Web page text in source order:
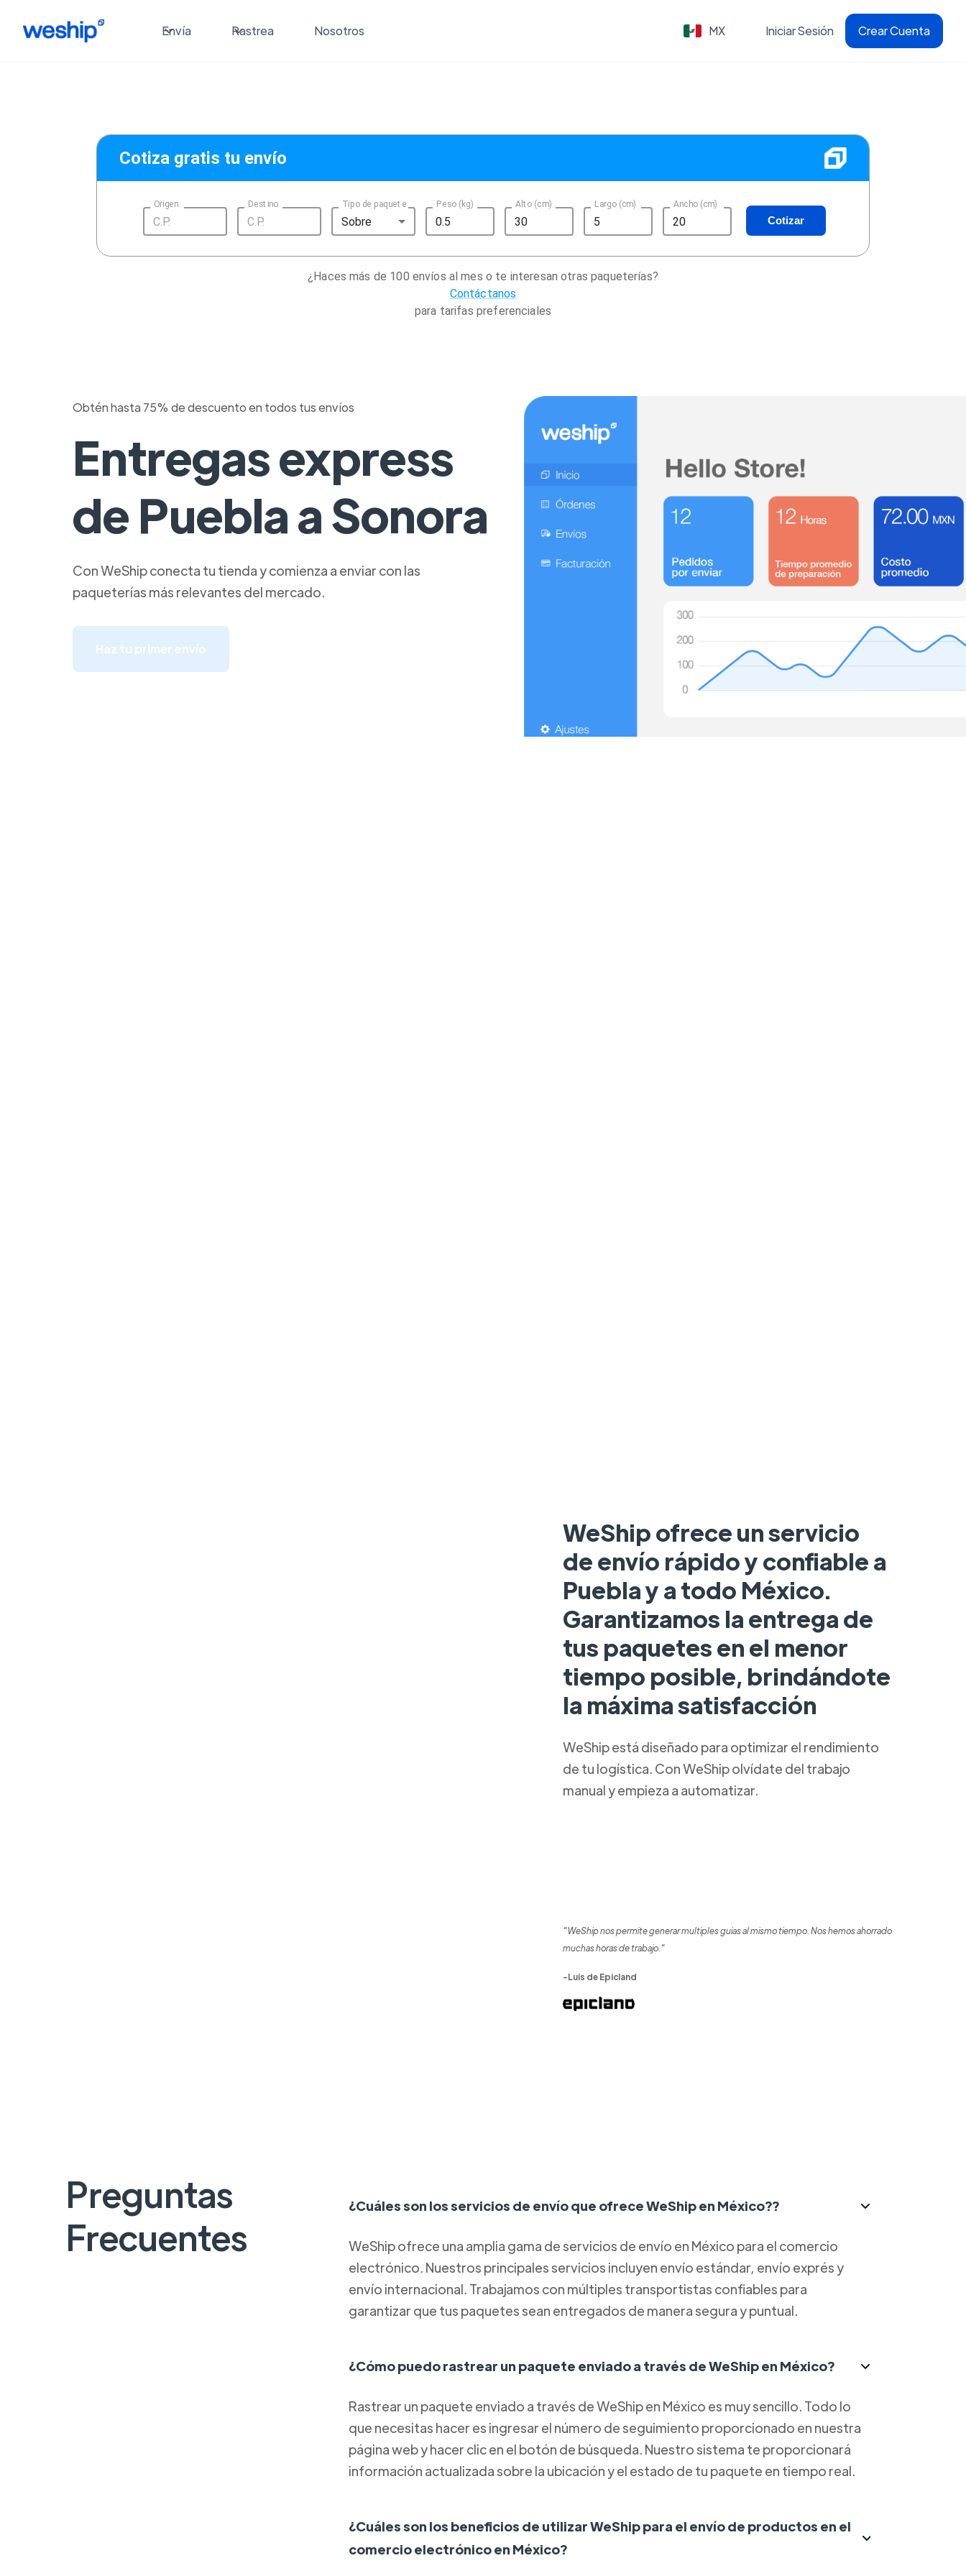
Envía Rastrea Nosotros MX Iniciar Sesión Crear Cuenta
Cotiza gratis tu envío
Origen Destino Tipo de paquete
Sobre
Peso (kg) Alto (cm) Largo (cm) Ancho (cm)
Cotizar
¿Haces más de 100 envíos al mes o te interesan otras paqueterías?
Contáctanos
para tarifas preferenciales
Obtén hasta 75% de descuento en todos tus envíos
Entregas express
de Puebla a Sonora
Con WeShip conecta tu tienda y comienza a enviar con las
paqueterías más relevantes del mercado.
Haz tu primer envío
WeShip ofrece un servicio
de envío rápido y confiable a
Puebla y a todo México.
Garantizamos la entrega de
tus paquetes en el menor
tiempo posible, brindándote
la máxima satisfacción
WeShip está diseñado para optimizar el rendimiento
de tu logística. Con WeShip olvídate del trabajo
manual y empieza a automatizar.
"WeShip nos permite generar multiples guias al mismo tiempo. Nos hemos ahorrado
muchas horas de trabajo."
-Luis de Epicland
Preguntas
Frecuentes
¿Cuáles son los servicios de envío que ofrece WeShip en México??
WeShip ofrece una amplia gama de servicios de envío en México para el comercio
electrónico. Nuestros principales servicios incluyen envío estándar, envío exprés y
envío internacional. Trabajamos con múltiples transportistas confiables para
garantizar que tus paquetes sean entregados de manera segura y puntual.
¿Cómo puedo rastrear un paquete enviado a través de WeShip en México?
Rastrear un paquete enviado a través de WeShip en México es muy sencillo. Todo lo
que necesitas hacer es ingresar el número de seguimiento proporcionado en nuestra
página web y hacer clic en el botón de búsqueda. Nuestro sistema te proporcionará
información actualizada sobre la ubicación y el estado de tu paquete en tiempo real.
¿Cuáles son los beneficios de utilizar WeShip para el envío de productos en el
comercio electrónico en México?